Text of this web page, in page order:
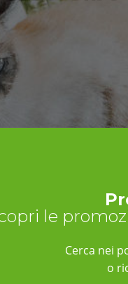
le
Cerca nei
o